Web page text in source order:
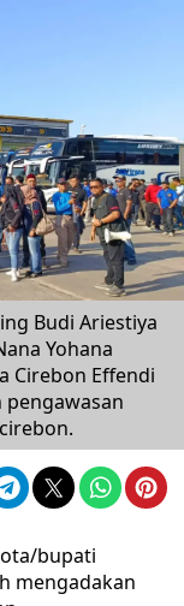
Budi Ariestiya
Yohana
Cirebon Effendi
bupati
mengadakan